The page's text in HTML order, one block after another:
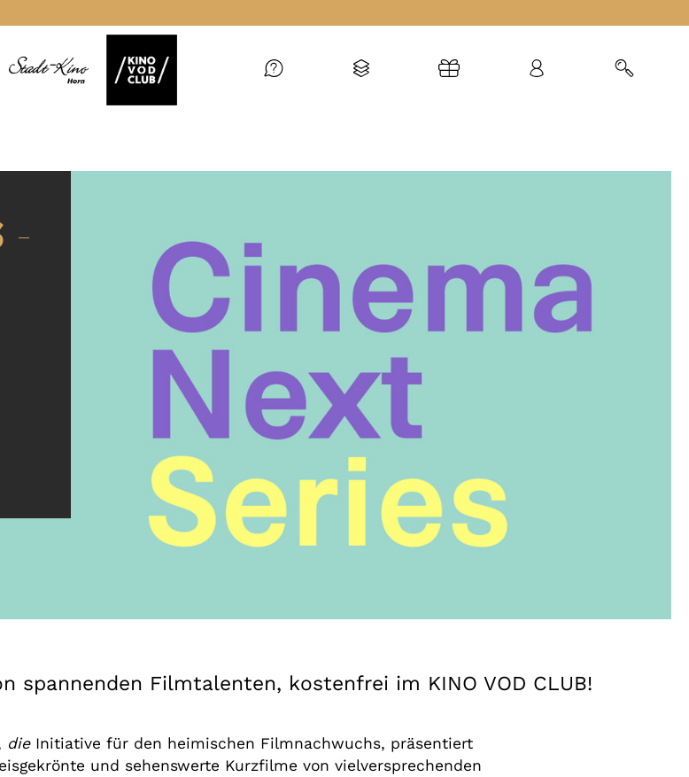
-
spannenden Filmtalenten, kostenfrei im KINO VOD CLUB!
dieInitiative für den heimischen Filmnachwuchs, präsentiert
und sehenswerte Kurzfilme von vielversprechenden